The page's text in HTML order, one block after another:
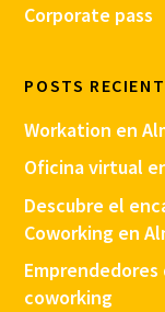
Corporate pass
POSTS
Workation en
Oficina virtual
Descubre el
Coworking en
coworking